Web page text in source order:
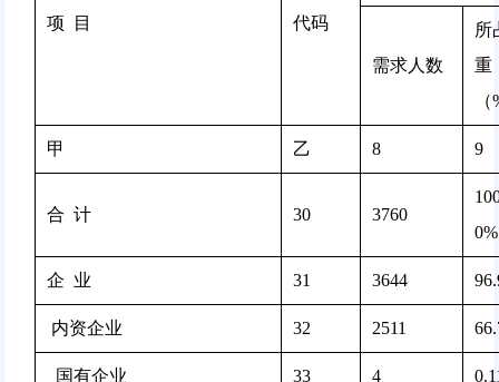
项  目 代码
需求人数
所
重
甲 乙 8 9
合  计 30 3760
0%
企  业 31 3644
内资企业 32 2511
国有企业 33 4